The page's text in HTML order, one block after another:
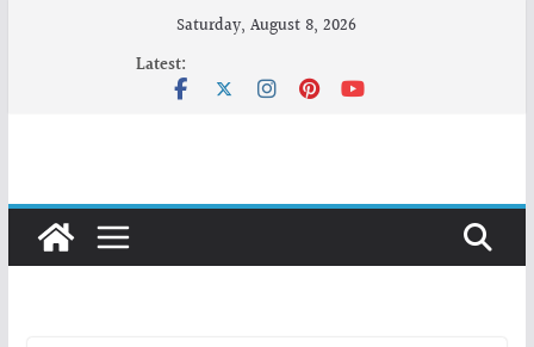
Saturday, August 8, 2026
Latest: